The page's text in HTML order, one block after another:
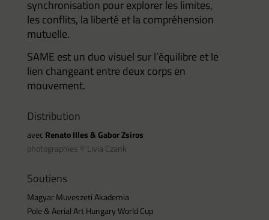
synchronisation pour explorer les limites,
les conflits, la liberté et la compréhension
mutuelle.
SAME est un duo visuel sur l’équilibre et le
lien changeant entre deux corpsen
mouvement.
Distribution
avecRenato Illes & Gabor Zsiros
photographies © Livia Czank
Soutiens
Magyar Muveszeti Akademia
Pole & Aerial Art Hungary World Cup